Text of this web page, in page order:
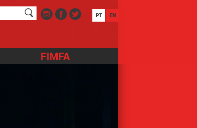
FIMFA
PT EN